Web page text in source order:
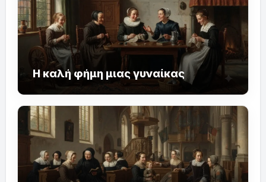
Η καλή φήμη μιας γυναίκας